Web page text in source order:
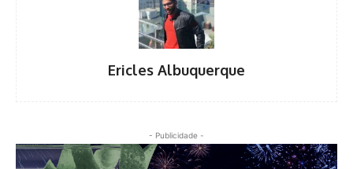
Ericles Albuquerque
- Publicidade -